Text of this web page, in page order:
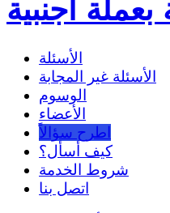
بعملة أجنبية
الأسئلة
الأسئلة غير المجابة
الوسوم
الأعضاء
اطرح سؤالاً
كيف أسأل؟
شروط الخدمة
اتصل بنا